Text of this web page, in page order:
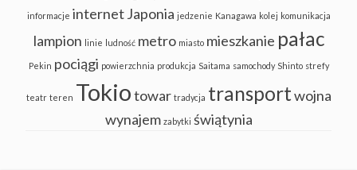
informacje internet Japonia jedzenie Kanagawa kolej komunikacja
lampion linie ludność metro miasto mieszkanie pałac
Pekin pociągi powierzchnia produkcja Saitama samochody Shinto strefy
teatr teren Tokiotowar tradycja transportwojna
wynajem zabytki świątynia